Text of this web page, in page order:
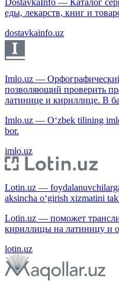
DostavkaInfo — Каталог
еды, лекарств, книг и
dostavkainfo.uz
Imlo.uz — Орфографический
позволяющий проверить
латинице и кириллице. В
Imlo.uz — O‘zbek tilining
bor.
imlo.uz
Lotin.uz —
aksincha o‘girish xizmatini
Lotin.uz — поможет
кириллицы на латиницу и
lotin.uz